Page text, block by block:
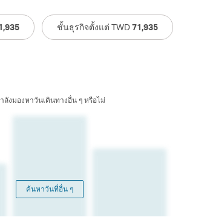
ชั้นธุรกิจตั้งแต่ TWD71,935
ลังมองหาวันเดินทางอื่น ๆ หรือไม่
ค้นหาวันที่อื่น ๆ